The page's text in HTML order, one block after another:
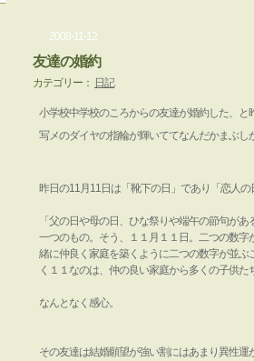
2008-11-12
友達の婚約
カテゴリー： 日記
小学校中学校のころからの友達が婚約した、と
写メのダイヤの指輪が輝いててなんだかまぶし
昨日の11月11日は「靴下の日」であり「恋人の
「父の日や母の日、ひな祭りや端午の節句が
一つのもの。そう、１１月１１日。二つの数
緒に仲良く家庭を築くように二つの数字が並
く１１なのは、仲の良い家庭から多くの子供た
なんとなく感心。
その友達は結婚願望が強い割にはあまり異性